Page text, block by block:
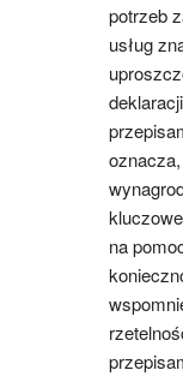
potrzeb
usług
na